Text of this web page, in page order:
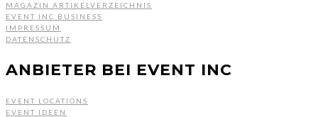
MAGAZIN ARTIKELVERZEICHNIS
EVENT INC BUSINESS
IMPRESSUM
DATENSCHUTZ
ANBIETER BEI EVENT INC
EVENT LOCATIONS
EVENT IDEEN